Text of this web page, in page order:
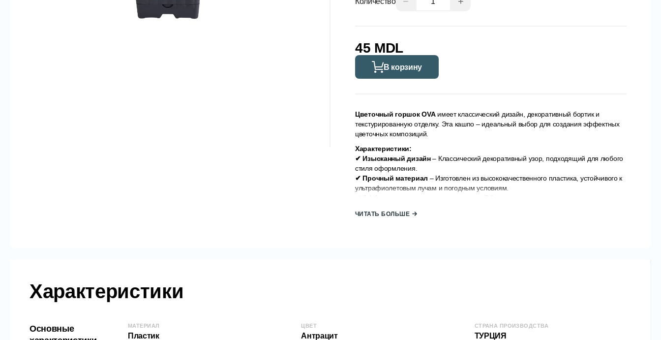
45 MDL
В корзину
Цветочный горшок OVAимеет классический дизайн, декоративный бортик и
текстурированную отделку. Эта кашпо – идеальный выбор для создания эффектных
цветочных композиций.
Характеристики:
✔ Изысканный дизайн– Классический декоративный узор, подходящий для любого
стиля оформления.
✔ Прочный материал – Изготовлен из высококачественного пластика, устойчивого к
ультрафиолетовым лучам и погодным условиям.
✔ Максимальная универсальность
ЧИТАТЬ БОЛЬШЕ
Характеристики
Основные
МАТЕРИАЛ
Пластик
ЦВЕТ
Антрацит
СТРАНА ПРОИЗВОДСТВА
ТУРЦИЯ